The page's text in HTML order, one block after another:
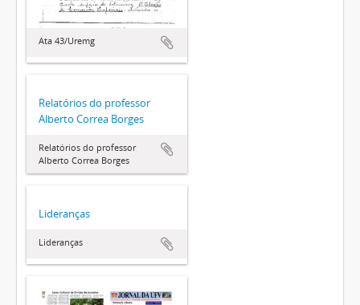
Ata 43/Uremg
Relatórios do professor
Alberto Correa Borges
Relatórios do professor
Alberto Correa Borges
Lideranças
Lideranças